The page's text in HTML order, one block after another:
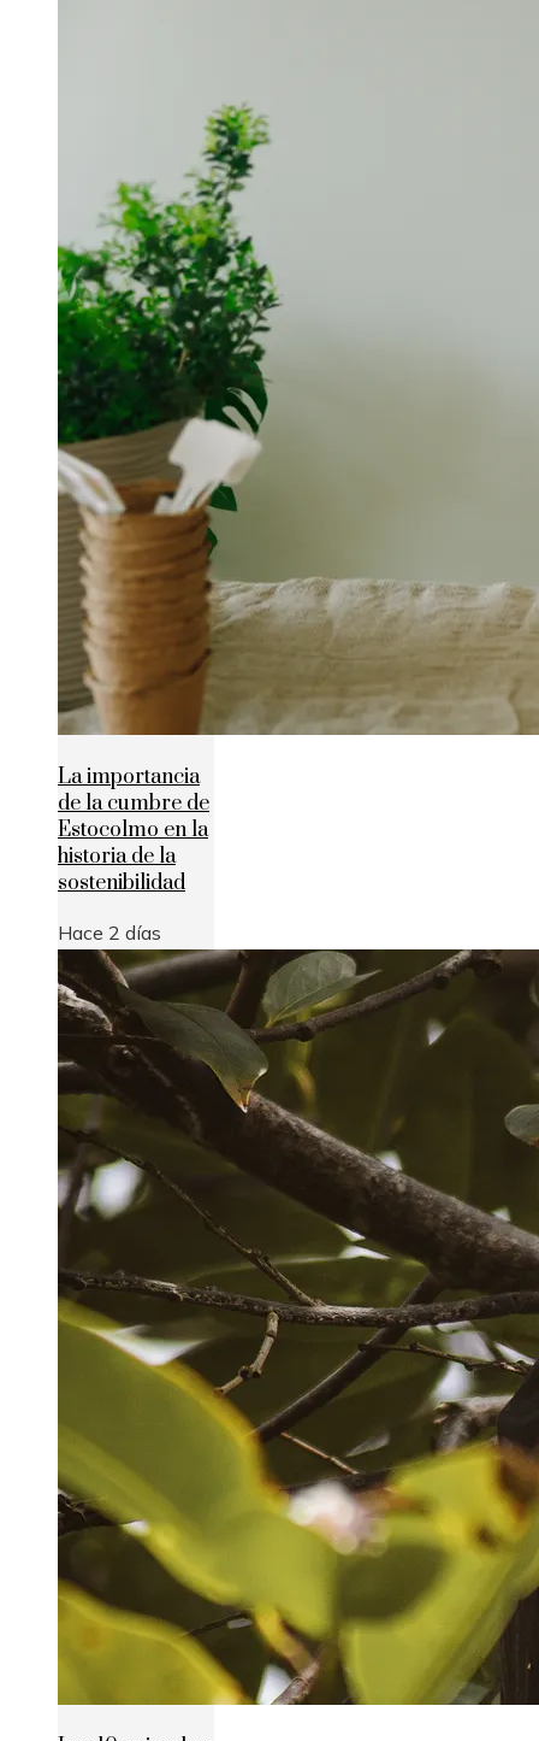
La importancia
de la cumbre de
Estocolmo en la
historia de la
sostenibilidad
Hace 2 días